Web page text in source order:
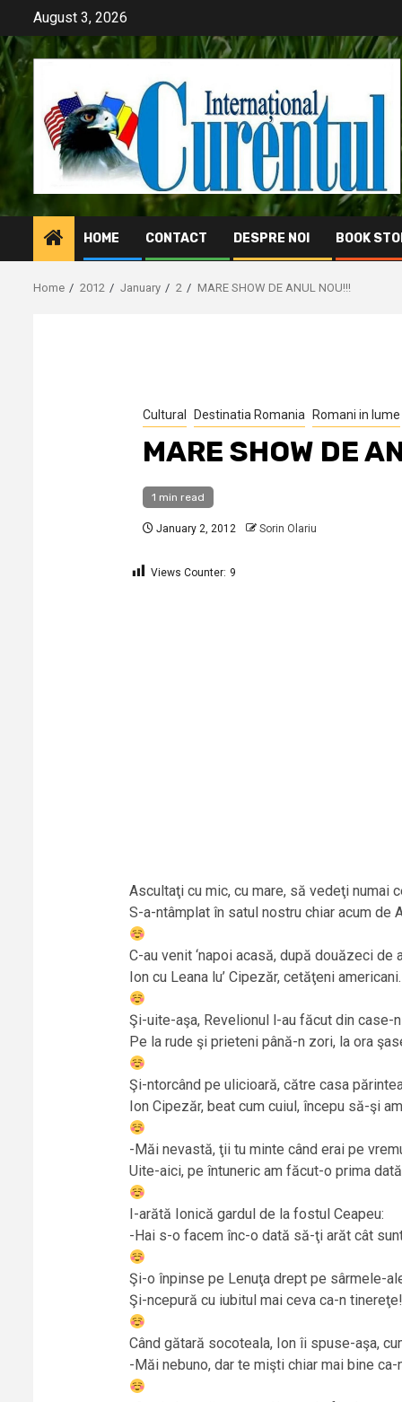
content
August 3, 2026
HOME CONTACT DESPRE NOI BOOK
Home 2012 January 2 MARE SHOW DE ANUL NOU!!!
Cultural Destinatia Romania Romani in lume
MARE SHOW DE
1 min read
January 2, 2012 Sorin Olariu
Views Counter: 9
Ascultaţi cu mic, cu mare, să vedeţi numai
S-a-ntâmplat în satul nostru chiar acum de
C-au venit ‘napoi acasă, după douăzeci de
Ion cu Leana lu’ Cipezăr, cetăţeni americani.
Şi-uite-aşa, Revelionul l-au făcut din case-
Pe la rude şi prieteni până-n zori, la ora
Şi-ntorcând pe ulicioară, către casa
Ion Cipezăr, beat cum cuiul, începu să-şi
-Măi nevastă, ţii tu minte când erai pe
Uite-aici, pe întuneric am făcut-o prima
I-arătă Ionică gardul de la fostul Ceapeu:
-Hai s-o facem înc-o dată să-ţi arăt cât
Şi-o înpinse pe Lenuţa drept pe sârmele-
Şi-ncepură cu iubitul mai ceva ca-n tinereţe!
Când gătară socoteala, Ion îi spuse-aşa,
-Măi nebuno, dar te mişti chiar mai bine ca-